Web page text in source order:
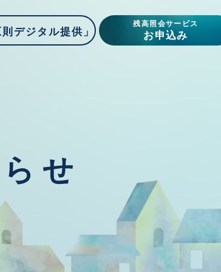
デジタル提供」
残高照会サービス
お申込み
せ